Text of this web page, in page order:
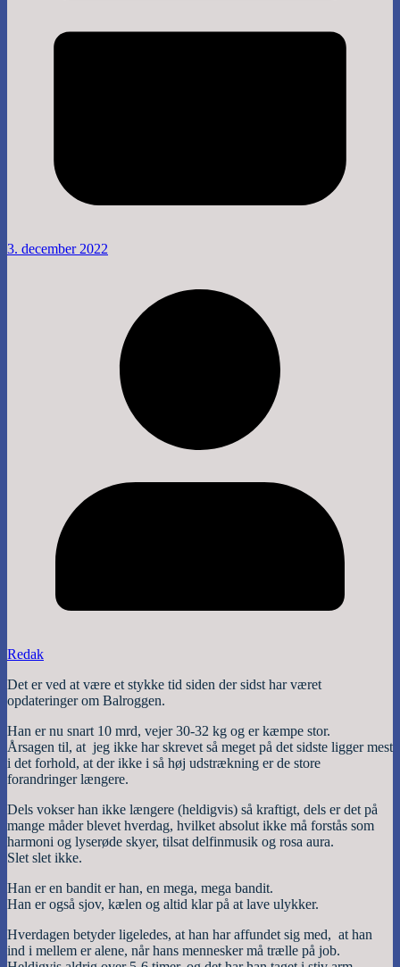
3. december 2022
Redak
Det er ved at være et stykke tid siden der sidst har været
opdateringer om Balroggen.
Han er nu snart 10 mrd, vejer 30-32 kg og er kæmpe stor.
Årsagen til, at jeg ikke har skrevet så meget på det sidste ligger mest
i det forhold, at der ikke i så høj udstrækning er de store
forandringer længere.
Dels vokser han ikke længere (heldigvis) så kraftigt, dels er det på
mange måder blevet hverdag, hvilket absolut ikke må forstås som
harmoni og lyserøde skyer, tilsat delfinmusik og rosa aura.
Slet slet ikke.
Han er en bandit er han, en mega, mega bandit.
Han er også sjov, kælen og altid klar på at lave ulykker.
Hverdagen betyder ligeledes, at han har affundet sig med, at han
ind i mellem er alene, når hans mennesker må trælle på job.